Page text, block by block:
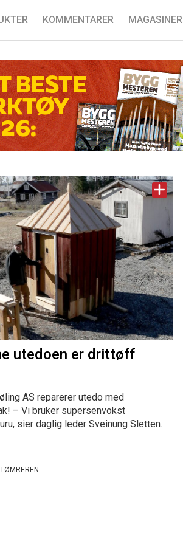
KOMMENTARER MAGASINER
utedoen er drittøff
AS reparerer utedo med
– Vi bruker supersenvokst
sier daglig leder Sveinung Sletten.
TØMREREN